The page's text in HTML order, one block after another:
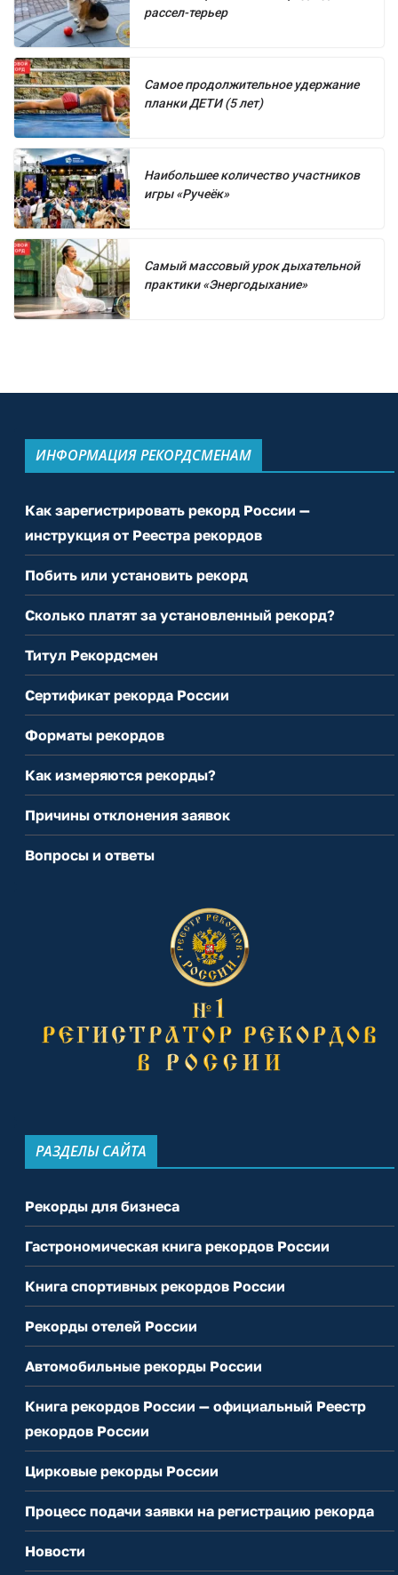
рассел-терьер
Самое продолжительное удержание
планки ДЕТИ (5 лет)
Наибольшее количество участников
игры «Ручеёк»
Самый массовый урок дыхательной
практики «Энергодыхание»
ИНФОРМАЦИЯ РЕКОРДСМЕНАМ
Как зарегистрировать рекорд России —
инструкция от Реестра рекордов
Побить или установить рекорд
Сколько платят за установленный рекорд?
Титул Рекордсмен
Сертификат рекорда России
Форматы рекордов
Как измеряются рекорды?
Причины отклонения заявок
Вопросы и ответы
РАЗДЕЛЫ САЙТА
Рекорды для бизнеса
Гастрономическая книга рекордов России
Книга спортивных рекордов России
Рекорды отелей России
Автомобильные рекорды России
Книга рекордов России — официальный Реестр
рекордов России
Цирковые рекорды России
Процесс подачи заявки на регистрацию рекорда
Новости